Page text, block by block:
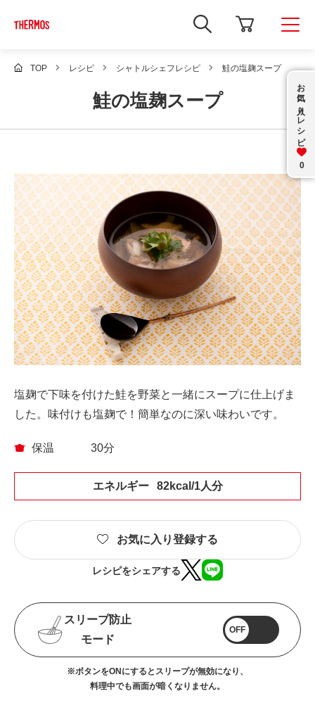
新
し
ィ
ン
ウ
サ
検
索
を
開
き
ま
す
TOP レシピ シャトルシェフレシピ 鮭の塩麹スープ
鮭の塩麹スープ お気に入り
レシピ
0
塩麹で下味を付けた鮭を野菜と一緒にスープに仕上げま
した。味付けも塩麹で！簡単なのに深い味わいです。
保温 30分
エネルギー 82kcal/1人分
お気に入り登録する
レシピをシェアする
スリープ防止
モード
OFF
※ボタンをONにするとスリープが無効になり、
料理中でも画面が暗くなりません。